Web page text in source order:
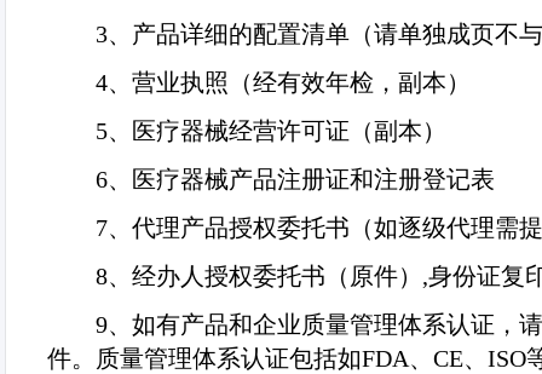
3、产品详细的配置清单（请单独成页不
4、营业执照（经有效年检，副本）
5、医疗器械经营许可证（副本）
6、医疗器械产品注册证和注册登记表
7、代理产品授权委托书（如逐级代理需
8、经办人授权委托书（原件） ,身份证复
9、如有产品和企业质量管理体系认证，
件。质量管理体系认证包括如FDA、 CE、 ISO